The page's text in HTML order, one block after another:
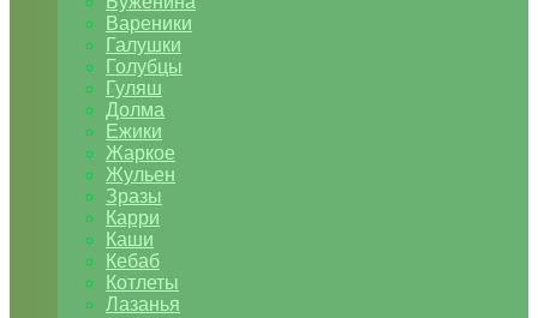
Вареники
Галушки
Голубцы
Гуляш
Долма
Ежики
Жаркое
Жульен
Зразы
Карри
Каши
Кебаб
Котлеты
Лазанья